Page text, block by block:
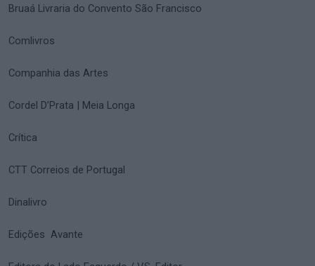
Bruaá Livraria do Convento São Francisco
Comlivros
Companhia das Artes
Cordel D’Prata | Meia Longa
Crítica
CTT Correios de Portugal
Dinalivro
Edições Avante